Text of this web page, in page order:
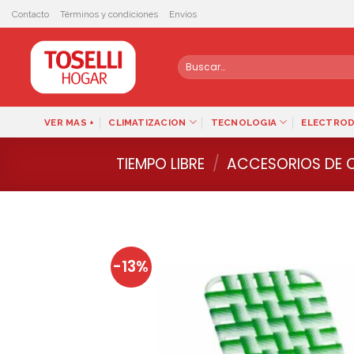
Skip
to
content
Contacto Términos y condiciones Envíos
Buscar
por:
VER MAS + CLIMATIZACION TECNOLOGIA
TIEMPO LIBRE / ACCESORIOS DE
-13%